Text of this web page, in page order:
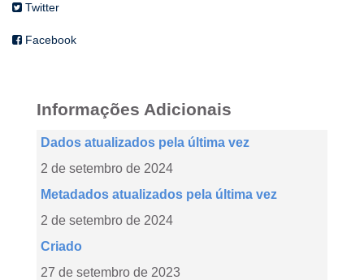
Twitter
Facebook
Informações Adicionais
Dados atualizados pela última vez
2 de setembro de 2024
Metadados atualizados pela última vez
2 de setembro de 2024
Criado
27 de setembro de 2023